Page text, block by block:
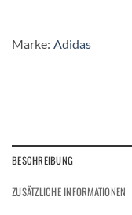
Marke: Adidas
BESCHREIBUNG
ZUSÄTZLICHE INFORMATIONEN